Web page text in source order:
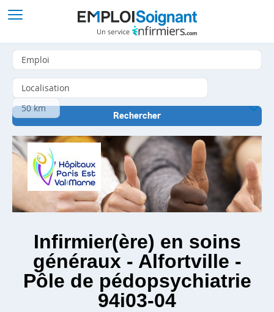
Infirmier(ère) en soins
généraux - Alfortville -
Pôle de pédopsychiatrie
94i03-04